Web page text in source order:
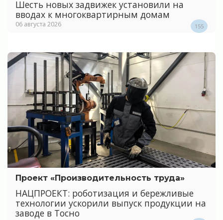
Шесть новых задвижек установили на
вводах к многоквартирным домам
06 августа 2026 155
Проект «Производительность труда»
НАЦПРОЕКТ: роботизация и бережливые
технологии ускорили выпуск продукции на
заводе в Тосно